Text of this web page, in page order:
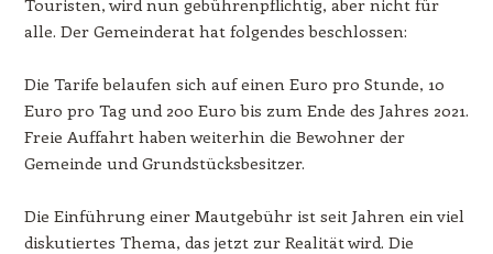
Touristen, wird nun gebührenpflichtig, aber nicht für
alle. Der Gemeinderat hat folgendes beschlossen:
Die Tarife belaufen sich auf einen Euro pro Stunde, 10
Euro pro Tag und 200 Euro bis zum Ende des Jahres 2021.
Freie Auffahrt haben weiterhin die Bewohner der
Gemeinde und Grundstücksbesitzer.
Die Einführung einer Mautgebühr ist seit Jahren ein viel
diskutiertes Thema, das jetzt zur Realität wird. Die